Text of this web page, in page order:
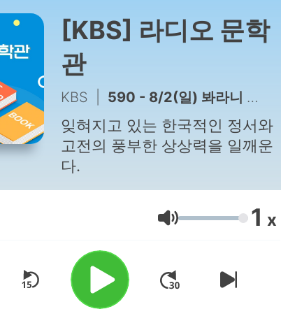
[KBS] 라디오 문학
관
KBS 590 - 8/2(일) 봐라니 연가 - 김아직
잊혀지고 있는 한국적인 정서와
고전의 풍부한 상상력을 일깨운
다.
音量 1 x